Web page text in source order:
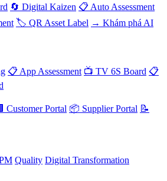
🔄 Digital Kaizen 📋 Auto Assessment
🏷️ QR Asset Label → Khám phá AI
📋 App Assessment 📺 TV 6S Board 📋
Customer Portal 📦 Supplier Portal 📝
Quality Digital Transformation